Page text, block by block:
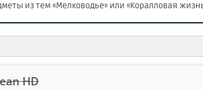
из тем «Мелководье» или «Коралловая
HD